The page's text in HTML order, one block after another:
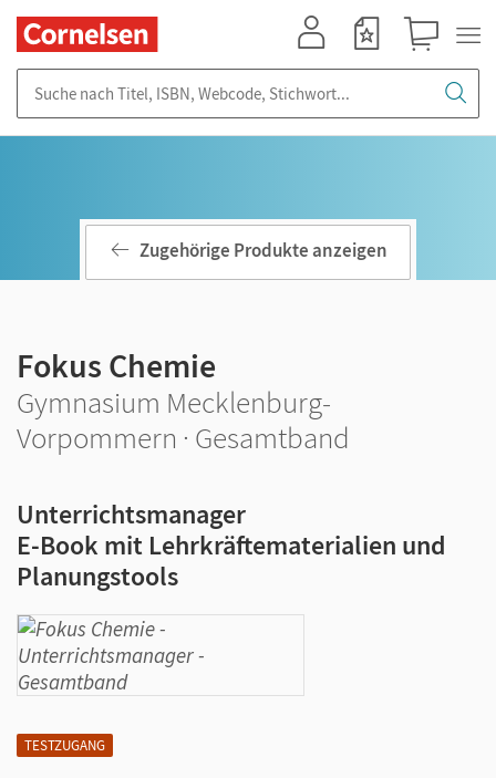
TESTZUGANG
Zugehörige Produkte anzeigen
Fokus Chemie
Gymnasium Mecklenburg-
Vorpommern · Gesamtband
Unterrichtsmanager
E-Book mit Lehrkräftematerialien und
Planungstools